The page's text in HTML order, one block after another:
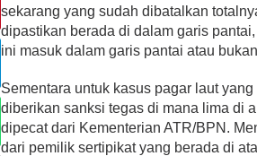
sekarang yang sudah dibatalkan
dipastikan berada di dalam garis
ini masuk dalam garis pantai atau
Sementara untuk kasus pagar laut
diberikan sanksi tegas di mana lima di
dipecat dari Kementerian ATR/BPN.
dari pemilik sertipikat yang berada di